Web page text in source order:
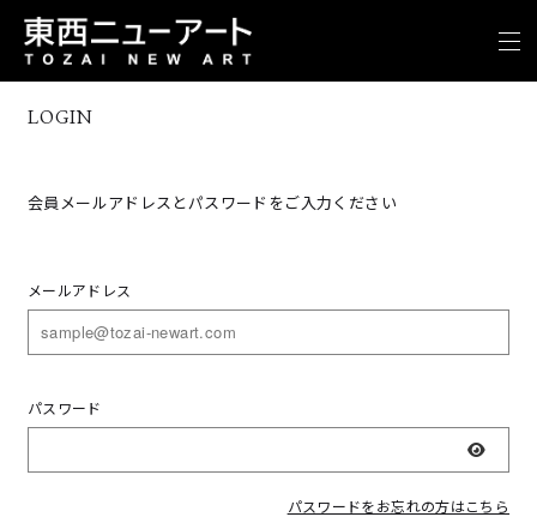
LOGIN
会員メールアドレスとパスワードをご入力ください
メールアドレス
パスワード
表示
パスワードをお忘れの方はこちら